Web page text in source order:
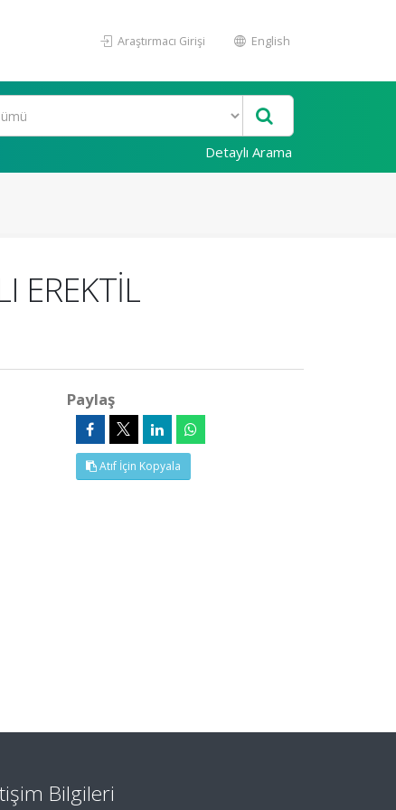
Araştırmacı Girişi English
Detaylı Arama
EREKTİL
Paylaş
Atıf İçin Kopyala
Bilgileri